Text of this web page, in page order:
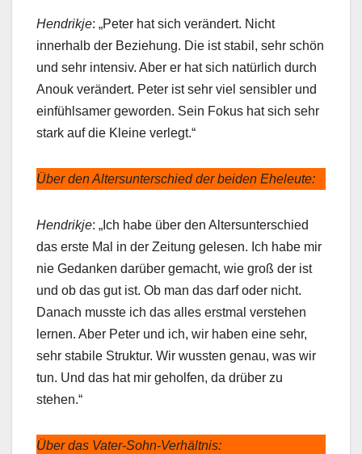
Hendrikje: „Peter hat sich verändert. Nicht
innerhalb der Beziehung. Die ist stabil, sehr schön
und sehr intensiv. Aber er hat sich natürlich durch
Anouk verändert. Peter ist sehr viel sensibler und
einfühlsamer geworden. Sein Fokus hat sich sehr
stark auf die Kleine verlegt.“
Über den Altersunterschied der beiden Eheleute:
Hendrikje: „Ich habe über den Altersunterschied
das erste Mal in der Zeitung gelesen. Ich habe mir
nie Gedanken darüber gemacht, wie groß der ist
und ob das gut ist. Ob man das darf oder nicht.
Danach musste ich das alles erstmal verstehen
lernen. Aber Peter und ich, wir haben eine sehr,
sehr stabile Struktur. Wir wussten genau, was wir
tun. Und das hat mir geholfen, da drüber zu
stehen.“
Über das Vater-Sohn-Verhältnis: